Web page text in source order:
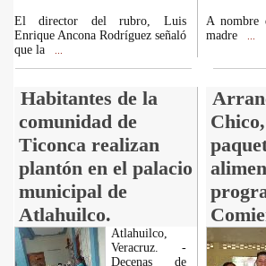
El director del rubro, Luis
Enrique Ancona Rodríguez señaló
que la
A nombre
madre
Habitantes de la
comunidad de
Ticonca realizan
plantón en el palacio
municipal de
Atlahuilco.
Atlahuilco,
Veracruz. -
Decenas de